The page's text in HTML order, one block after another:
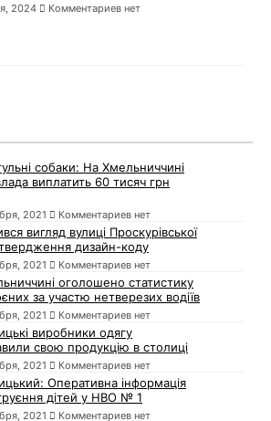
2024 Комментариев нет
собаки: На Хмельниччині
виплатить 60 тисяч грн
2021 Комментариев нет
вигляд вулиці Проскурівської
дизайн-коду
2021 Комментариев нет
оголошено статистику
за участю нетверезих водіїв
2021 Комментариев нет
виробники одягу
свою продукцію в столиці
2021 Комментариев нет
Оперативна інформація
дітей у НВО № 1
2021 Комментариев нет